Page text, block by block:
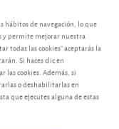
qué aspectos
le cobrarán la
ahora.
hábitos de navegación, lo que
y permite mejorar nuestra
todas las cookies" aceptarás la
Si haces clic en
las cookies. Además, si
o deshabilitarlas en
que ejecutes alguna de estas